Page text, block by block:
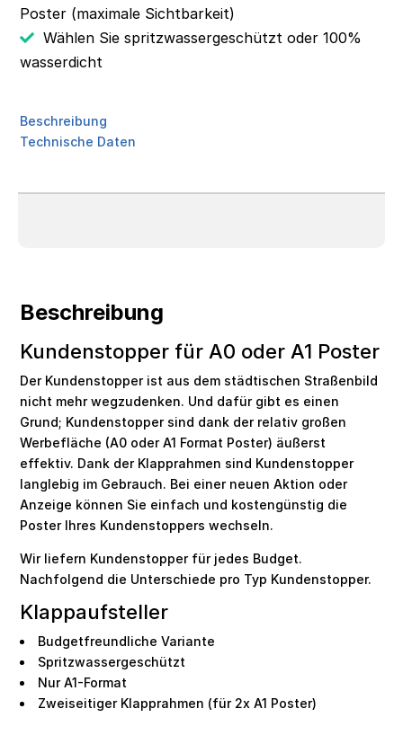
Poster (maximale Sichtbarkeit)
Wählen Sie spritzwassergeschützt oder 100%
wasserdicht
Beschreibung
Technische Daten
Beschreibung
Kundenstopper für A0 oder A1 Poster
Der Kundenstopper ist aus dem städtischen Straßenbild
nicht mehr wegzudenken. Und dafür gibt es einen
Grund; Kundenstopper sind dank der relativ großen
Werbefläche (A0 oder A1 Format Poster) äußerst
effektiv. Dank der Klapprahmen sind Kundenstopper
langlebig im Gebrauch. Bei einer neuen Aktion oder
Anzeige können Sie einfach und kostengünstig die
Poster Ihres Kundenstoppers wechseln.
Wir liefern Kundenstopper für jedes Budget.
Nachfolgend die Unterschiede pro Typ Kundenstopper.
Klappaufsteller
Budgetfreundliche Variante
Spritzwassergeschützt
Nur A1-Format
Zweiseitiger Klapprahmen (für 2x A1 Poster)